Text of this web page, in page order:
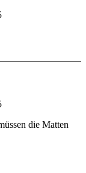
die Matten